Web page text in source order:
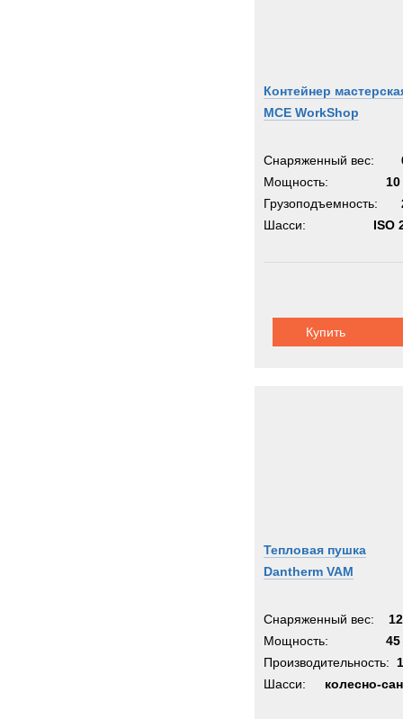
Контейнер
MCE WorkShop
Снаряженный вес:
Мощность:
Грузоподъемность:
Шасси:
ISO
Купить
Тепловая пушка
Dantherm VAM
Снаряженный вес:
Мощность:
45
Производительность:
Шасси:
колесно-